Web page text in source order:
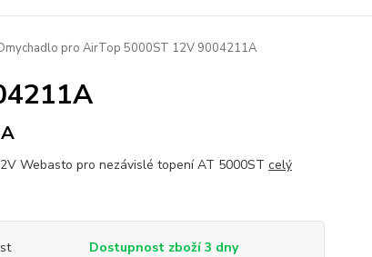
pro AirTop 5000ST 12V 9004211A
Webasto pro nezávislé topení AT 5000ST celý
Dostupnost zboží 3 dny